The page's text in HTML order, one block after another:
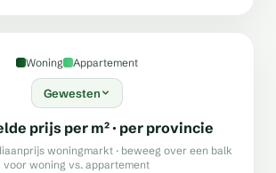
Woning Appartement
Gewesten
prijs per m² · per provincie
woningmarkt · beweeg over een balk
voor woning vs. appartement